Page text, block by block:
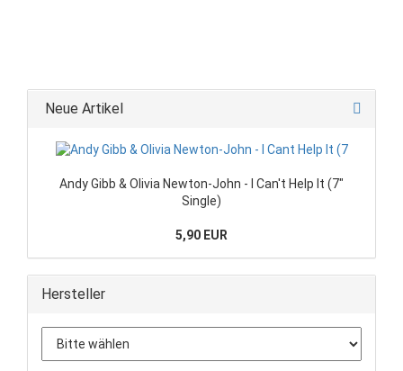
Neue Artikel
Andy Gibb & Olivia Newton-John - I Can't Help It (7"
Single)
5,90 EUR
Hersteller